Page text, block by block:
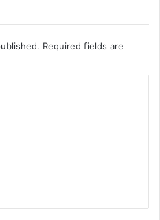
Required fields are